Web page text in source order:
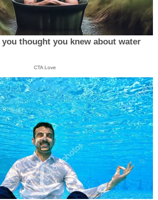
thought you knew about water
CTA Love